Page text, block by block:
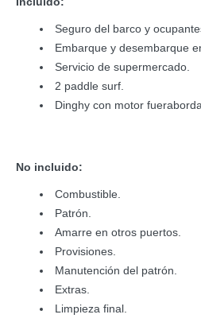
Seguro del barco y
Embarque y desembarque
Servicio de supermercado.
2 paddle surf.
Dinghy con motor
No incluido:
Combustible.
Patrón.
Amarre en otros puertos.
Provisiones.
Manutención del patrón.
Extras.
Limpieza final.